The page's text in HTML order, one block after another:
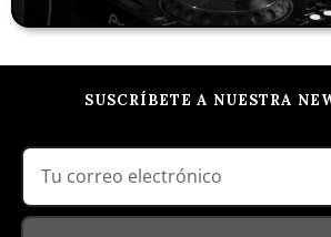
SUSCRÍBETE A NUESTRA